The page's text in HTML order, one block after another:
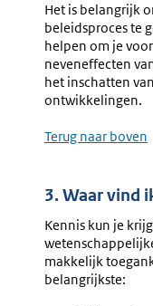
Het is belangrijk
beleidsproces te
helpen om je
neveneffecten
het inschatten
ontwikkelingen.
Terug naar boven
3. Waar vind
Kennis kun je
makkelijk
belangrijkste: